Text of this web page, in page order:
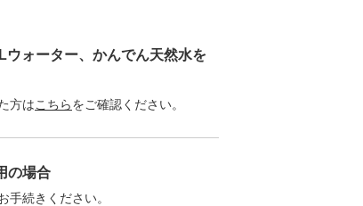
ォーター、かんでん天然水を
方はこちらをご確認ください。
の場合
手続きください。